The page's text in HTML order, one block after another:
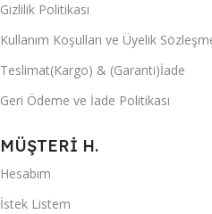
Gizlilik Politikası
Kullanım Koşulları ve Üyelik
Teslimat(Kargo) & (Garanti)İade
Geri Ödeme ve İade Politikası
MÜŞTERİ H.
Hesabım
İstek Listem